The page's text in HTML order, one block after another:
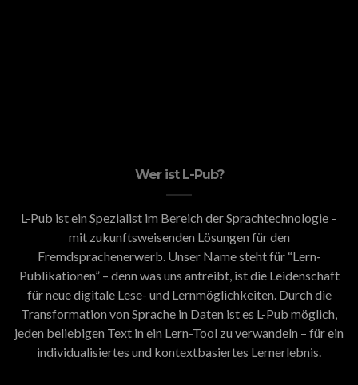
Wer ist L-Pub?
L-Pub ist ein Spezialist im Bereich der Sprachtechnologie –
mit zukunftsweisenden Lösungen für den
Fremdsprachenerwerb. Unser Name steht für “Lern-
Publikationen” – denn was uns antreibt, ist die Leidenschaft
für neue digitale Lese- und Lernmöglichkeiten. Durch die
Transformation von Sprache in Daten ist es L-Pub möglich,
jeden beliebigen Text in ein Lern-Tool zu verwandeln – für ein
individualisiertes und kontextbasiertes Lernerlebnis.